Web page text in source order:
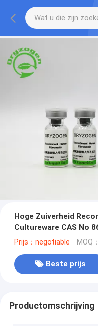
Hoge Zuiverheid
Cultureware CAS No
Prijs：negotiable MOQ
Beste prijs
Productomschrijving